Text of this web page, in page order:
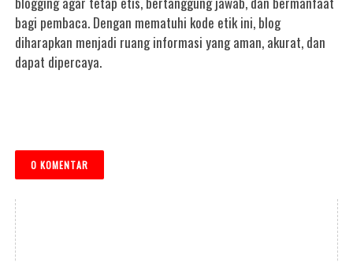
bagi pembaca. Dengan mematuhi kode etik ini, blog
diharapkan menjadi ruang informasi yang aman, akurat, dan
dapat dipercaya.
0 KOMENTAR